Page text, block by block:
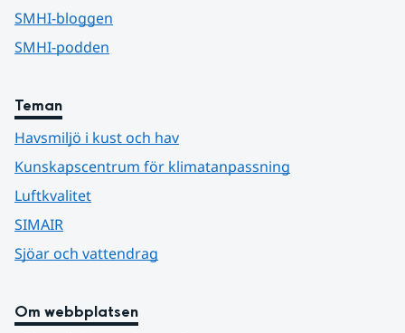
SMHI-bloggen
SMHI-podden
Teman
Havsmiljö i kust och hav
Kunskapscentrum för klimatanpassning
Luftkvalitet
SIMAIR
Sjöar och vattendrag
Om webbplatsen